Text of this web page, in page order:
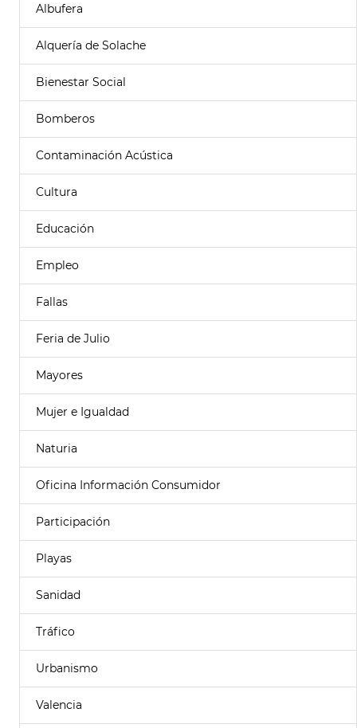
Albufera
Alquería de Solache
Bienestar Social
Bomberos
Contaminación Acústica
Cultura
Educación
Empleo
Fallas
Feria de Julio
Mayores
Mujer e Igualdad
Naturia
Oficina Información Consumidor
Participación
Playas
Sanidad
Tráfico
Urbanismo
Valencia